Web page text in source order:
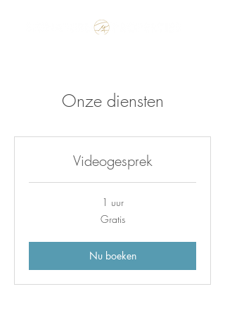
Onze diensten
Videogesprek
1 uur
Gratis
Nu boeken